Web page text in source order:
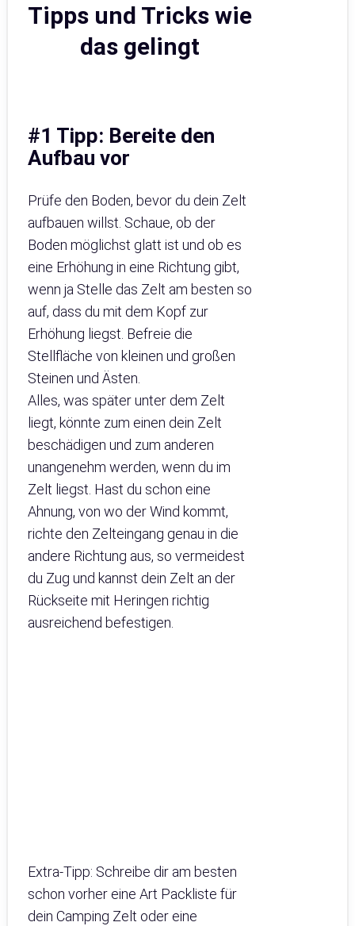
Tipps und Tricks wie
das gelingt
#1 Tipp: Bereite den
Aufbau vor
Prüfe den Boden, bevor du dein Zelt
aufbauen willst. Schaue, ob der
Boden möglichst glatt ist und ob es
eine Erhöhung in eine Richtung gibt,
wenn ja Stelle das Zelt am besten so
auf, dass du mit dem Kopf zur
Erhöhung liegst. Befreie die
Stellfläche von kleinen und großen
Steinen und Ästen.
Alles, was später unter dem Zelt
liegt, könnte zum einen dein Zelt
beschädigen und zum anderen
unangenehm werden, wenn du im
Zelt liegst. Hast du schon eine
Ahnung, von wo der Wind kommt,
richte den Zelteingang genau in die
andere Richtung aus, so vermeidest
du Zug und kannst dein Zelt an der
Rückseite mit Heringen richtig
ausreichend befestigen.
Extra-Tipp: Schreibe dir am besten
schon vorher eine Art Packliste für
dein Camping Zelt oder eine